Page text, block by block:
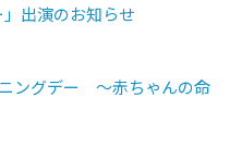
出演のお知らせ
ングデー ～赤ちゃんの命